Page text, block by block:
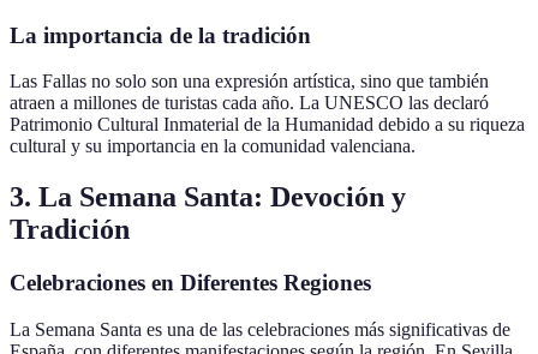
La importancia de la tradición
Las Fallas no solo son una expresión artística, sino que también
atraen a millones de turistas cada año. La UNESCO las declaró
Patrimonio Cultural Inmaterial de la Humanidad debido a su riqueza
cultural y su importancia en la comunidad valenciana.
3. La Semana Santa: Devoción y
Tradición
Celebraciones en Diferentes Regiones
La Semana Santa es una de las celebraciones más significativas de